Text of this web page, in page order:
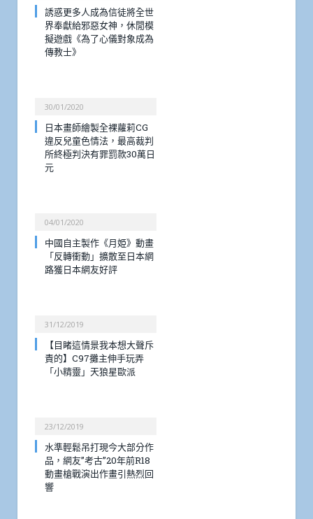
誘惑更多人成為信徒將全世
界奉獻給邪惡女神，休閒模
擬遊戲《為了心儀對象成為
傳教士》
30/01/2020
日本畫師繪製全裸蘿莉CG
違反兒童色情法，最高裁判
所終極判決有罪罰款30萬日
元
04/01/2020
中國自主製作《月姫》動畫
「反轉衝動」擴散至日本網
路獲日本網友好評
31/12/2019
【目睹這情景我本想大聲斥
責的】C97攤主伸手玩弄
「小精靈」天狼星歐派
23/12/2019
水準輕鬆吊打現今大部分作
品，網友”考古”20年前R18
動畫槍戰演出作畫引熱烈回
響